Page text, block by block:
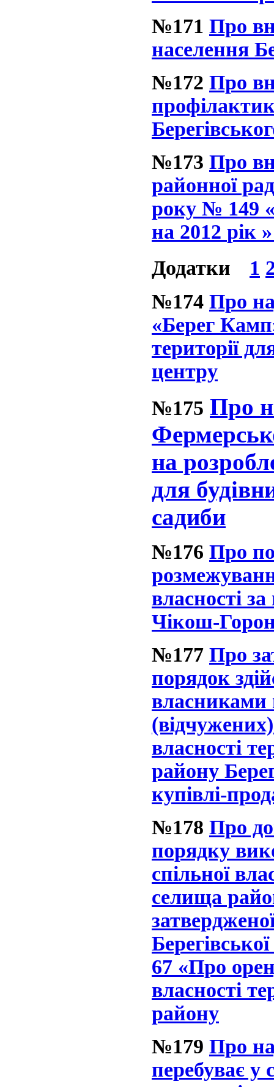
№171 Про
населення
№172 Про
№173 Про
районної
року № 149
на 2012 рік
Додатки
1
№174 Про
«Берег
території
центру
№175 Про
на
для
садиби
№176 Про
власності
Чікош-
№177 Про
порядок
власниками
(відчужених)
власності
району
купівлі-
№178 Про
порядку
спільної
селища
67 «Про
власності
району
№179 Про
перебуває у